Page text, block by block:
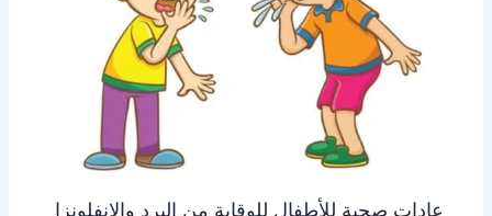
عادات صحية للأطفال للوقاية من البرد والانفلونزا